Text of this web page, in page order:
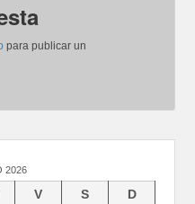
para publicar un
2026
V S
D